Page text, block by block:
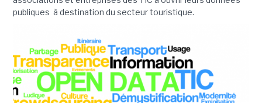
publiques à destination du secteur touristique.